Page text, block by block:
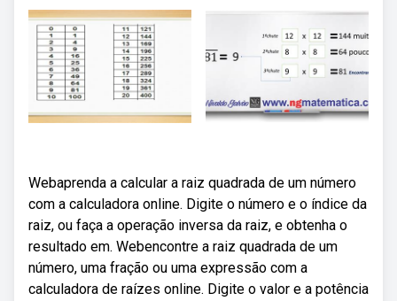
Webaprenda a calcular a raiz quadrada de um número
com a calculadora online. Digite o número e o índice da
raiz, ou faça a operação inversa da raiz, e obtenha o
resultado em. Webencontre a raiz quadrada de um
número, uma fração ou uma expressão com a
calculadora de raízes online. Digite o valor e a potência